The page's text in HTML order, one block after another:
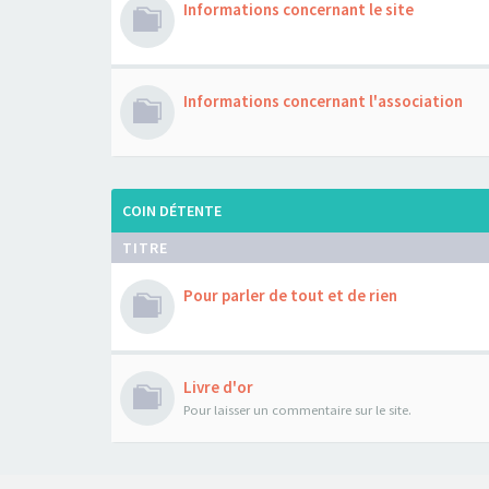
Informations concernant le site
Informations concernant l'association
COIN DÉTENTE
TITRE
Pour parler de tout et de rien
Livre d'or
Pour laisser un commentaire sur le site.